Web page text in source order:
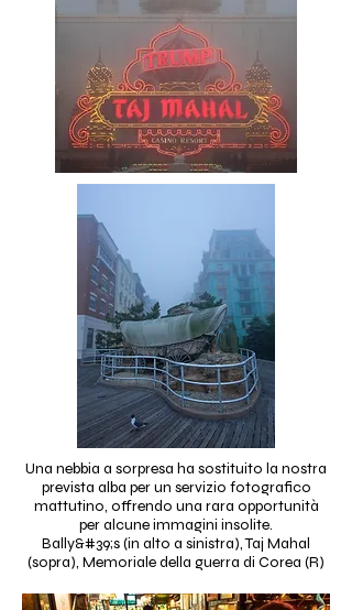
Una nebbia a sorpresa ha sostituito la nostra
prevista alba per un servizio fotografico
mattutino, offrendo una rara opportunità
per alcune immagini insolite.
Bally&#39;s (in alto a sinistra), Taj Mahal
(sopra), Memoriale della guerra di Corea (R)